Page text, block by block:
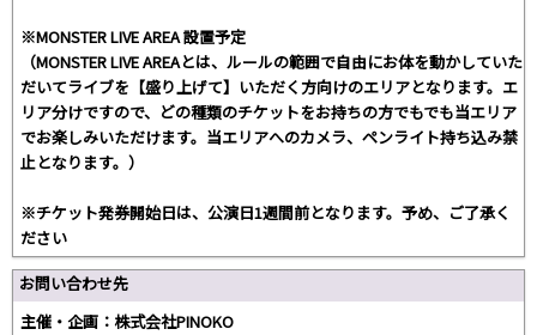
※MONSTER LIVE AREA 設置予定
（MONSTER LIVE AREAとは、ルールの範囲で自由にお体を動かしていた
だいてライブを【盛り上げて】いただく方向けのエリアとなります。エ
リア分けですので、どの種類のチケットをお持ちの方でもでも当エリア
でお楽しみいただけます。当エリアへのカメラ、ペンライト持ち込み禁
止となります。）
※チケット発券開始日は、公演日1週間前となります。予め、ご了承く
ださい
お問い合わせ先
主催・企画：株式会社PINOKO